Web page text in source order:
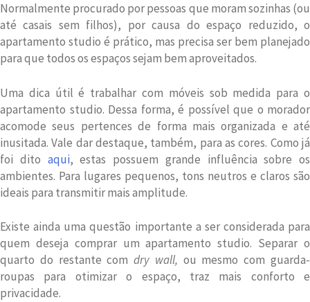
Normalmente procurado por pessoas que moram sozinhas (ou
até casais sem filhos), por causa do espaço reduzido, o
apartamento studio é prático, mas precisa ser bem planejado
para que todos os espaços sejam bem aproveitados.
Uma dica útil é trabalhar com móveis sob medida para o
apartamento studio. Dessa forma, é possível que o morador
acomode seus pertences de forma mais organizada e até
inusitada. Vale dar destaque, também, para as cores. Como já
foi dito aqui, estas possuem grande influência sobre os
ambientes. Para lugares pequenos, tons neutros e claros são
ideais para transmitir mais amplitude.
Existe ainda uma questão importante a ser considerada para
quem deseja comprar um apartamento studio. Separar o
quarto do restante comdry wall, ou mesmo com guarda-
roupas para otimizar o espaço, traz mais conforto e
privacidade.